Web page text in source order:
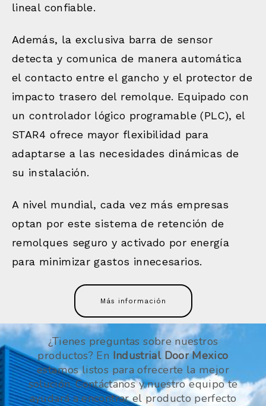
lineal confiable.
Además, la exclusiva barra de sensor
detecta y comunica de manera automática
el contacto entre el gancho y el protector de
impacto trasero del remolque. Equipado con
un controlador lógico programable (PLC), el
STAR4 ofrece mayor flexibilidad para
adaptarse a las necesidades dinámicas de
su instalación.
A nivel mundial, cada vez más empresas
optan por este sistema de retención de
remolques seguro y activado por energía
para minimizar gastos innecesarios.
Más información
¿Tienes preguntas sobre nuestros
productos? En Industrial Door Mexico
estamos listos para ofrecerte la mejor
solución. Contáctanos y nuestro equipo te
ayudará a encontrar el producto perfecto